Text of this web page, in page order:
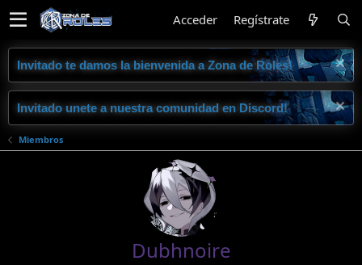
Acceder Regístrate
Invitado te damos la bienvenida a Zona de Roles!
Invitado unete a nuestra comunidad en Discord!
Miembros
Dubhnoire